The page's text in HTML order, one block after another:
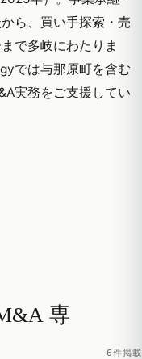
ら、買い手探索・売
で多岐にわたりま
では与那原町を含む
実務をご支援してい
専
6件掲載